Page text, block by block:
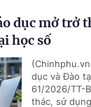
dục mở trở
học số
dục và Đào
61/2026/TT-
thác, sử